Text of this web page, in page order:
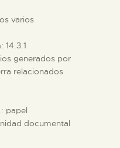
varios
: 14.3.1
generados por
relacionados
papel
documental